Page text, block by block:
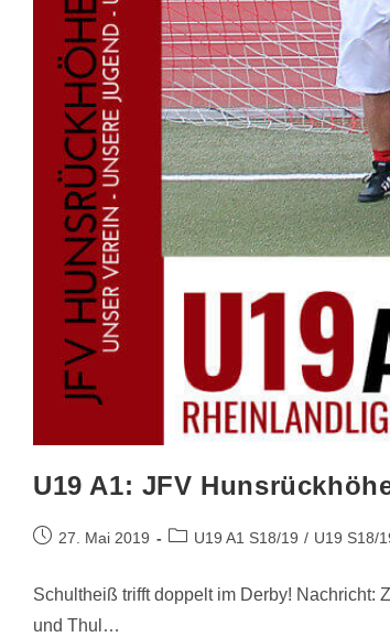
U19 A1: JFV
27. Mai 2019 U19 A1 S18/19 / U19 S18/
Schultheiß trifft doppelt im Derby! Nachricht:
und Thul…